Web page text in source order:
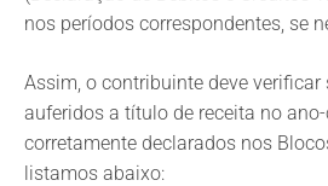
nos períodos correspondentes, se
Assim, o contribuinte deve verificar
auferidos a título de receita no
corretamente declarados nos
listamos abaixo: